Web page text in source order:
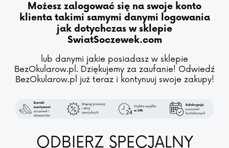
Możesz zalogować się na swoje konto
klienta takimi samymi danymi logowania
jak dotychczas w sklepie
SwiatSoczewek.com
lub danymi jakie posiadasz w sklepie
BezOkularow.pl. Dziękujemy za zaufanie! Odwiedź
BezOkularow.pl już teraz i kontynuuj swoje zakupy!
ODBIERZ SPECJALNY